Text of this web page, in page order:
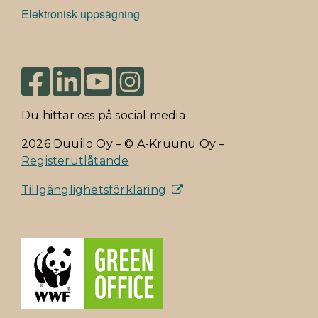
Elektronisk uppsägning
Du hittar oss på social media
2026 Duuilo Oy – © A-Kruunu Oy –
Registerutlåtande
Tillgänglighetsförklaring